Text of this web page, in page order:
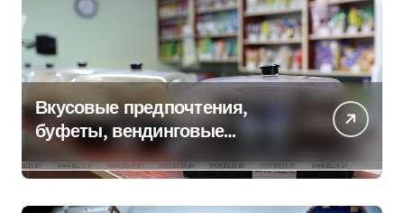
Вкусовые предпочтения,
буфеты, вендинговые
аппараты. Минобразования об
изменениях в школьном
питании